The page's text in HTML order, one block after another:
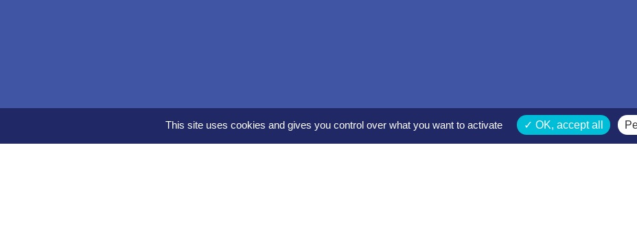
This site uses cookies and gives you control over what you want to activate OK, accept all